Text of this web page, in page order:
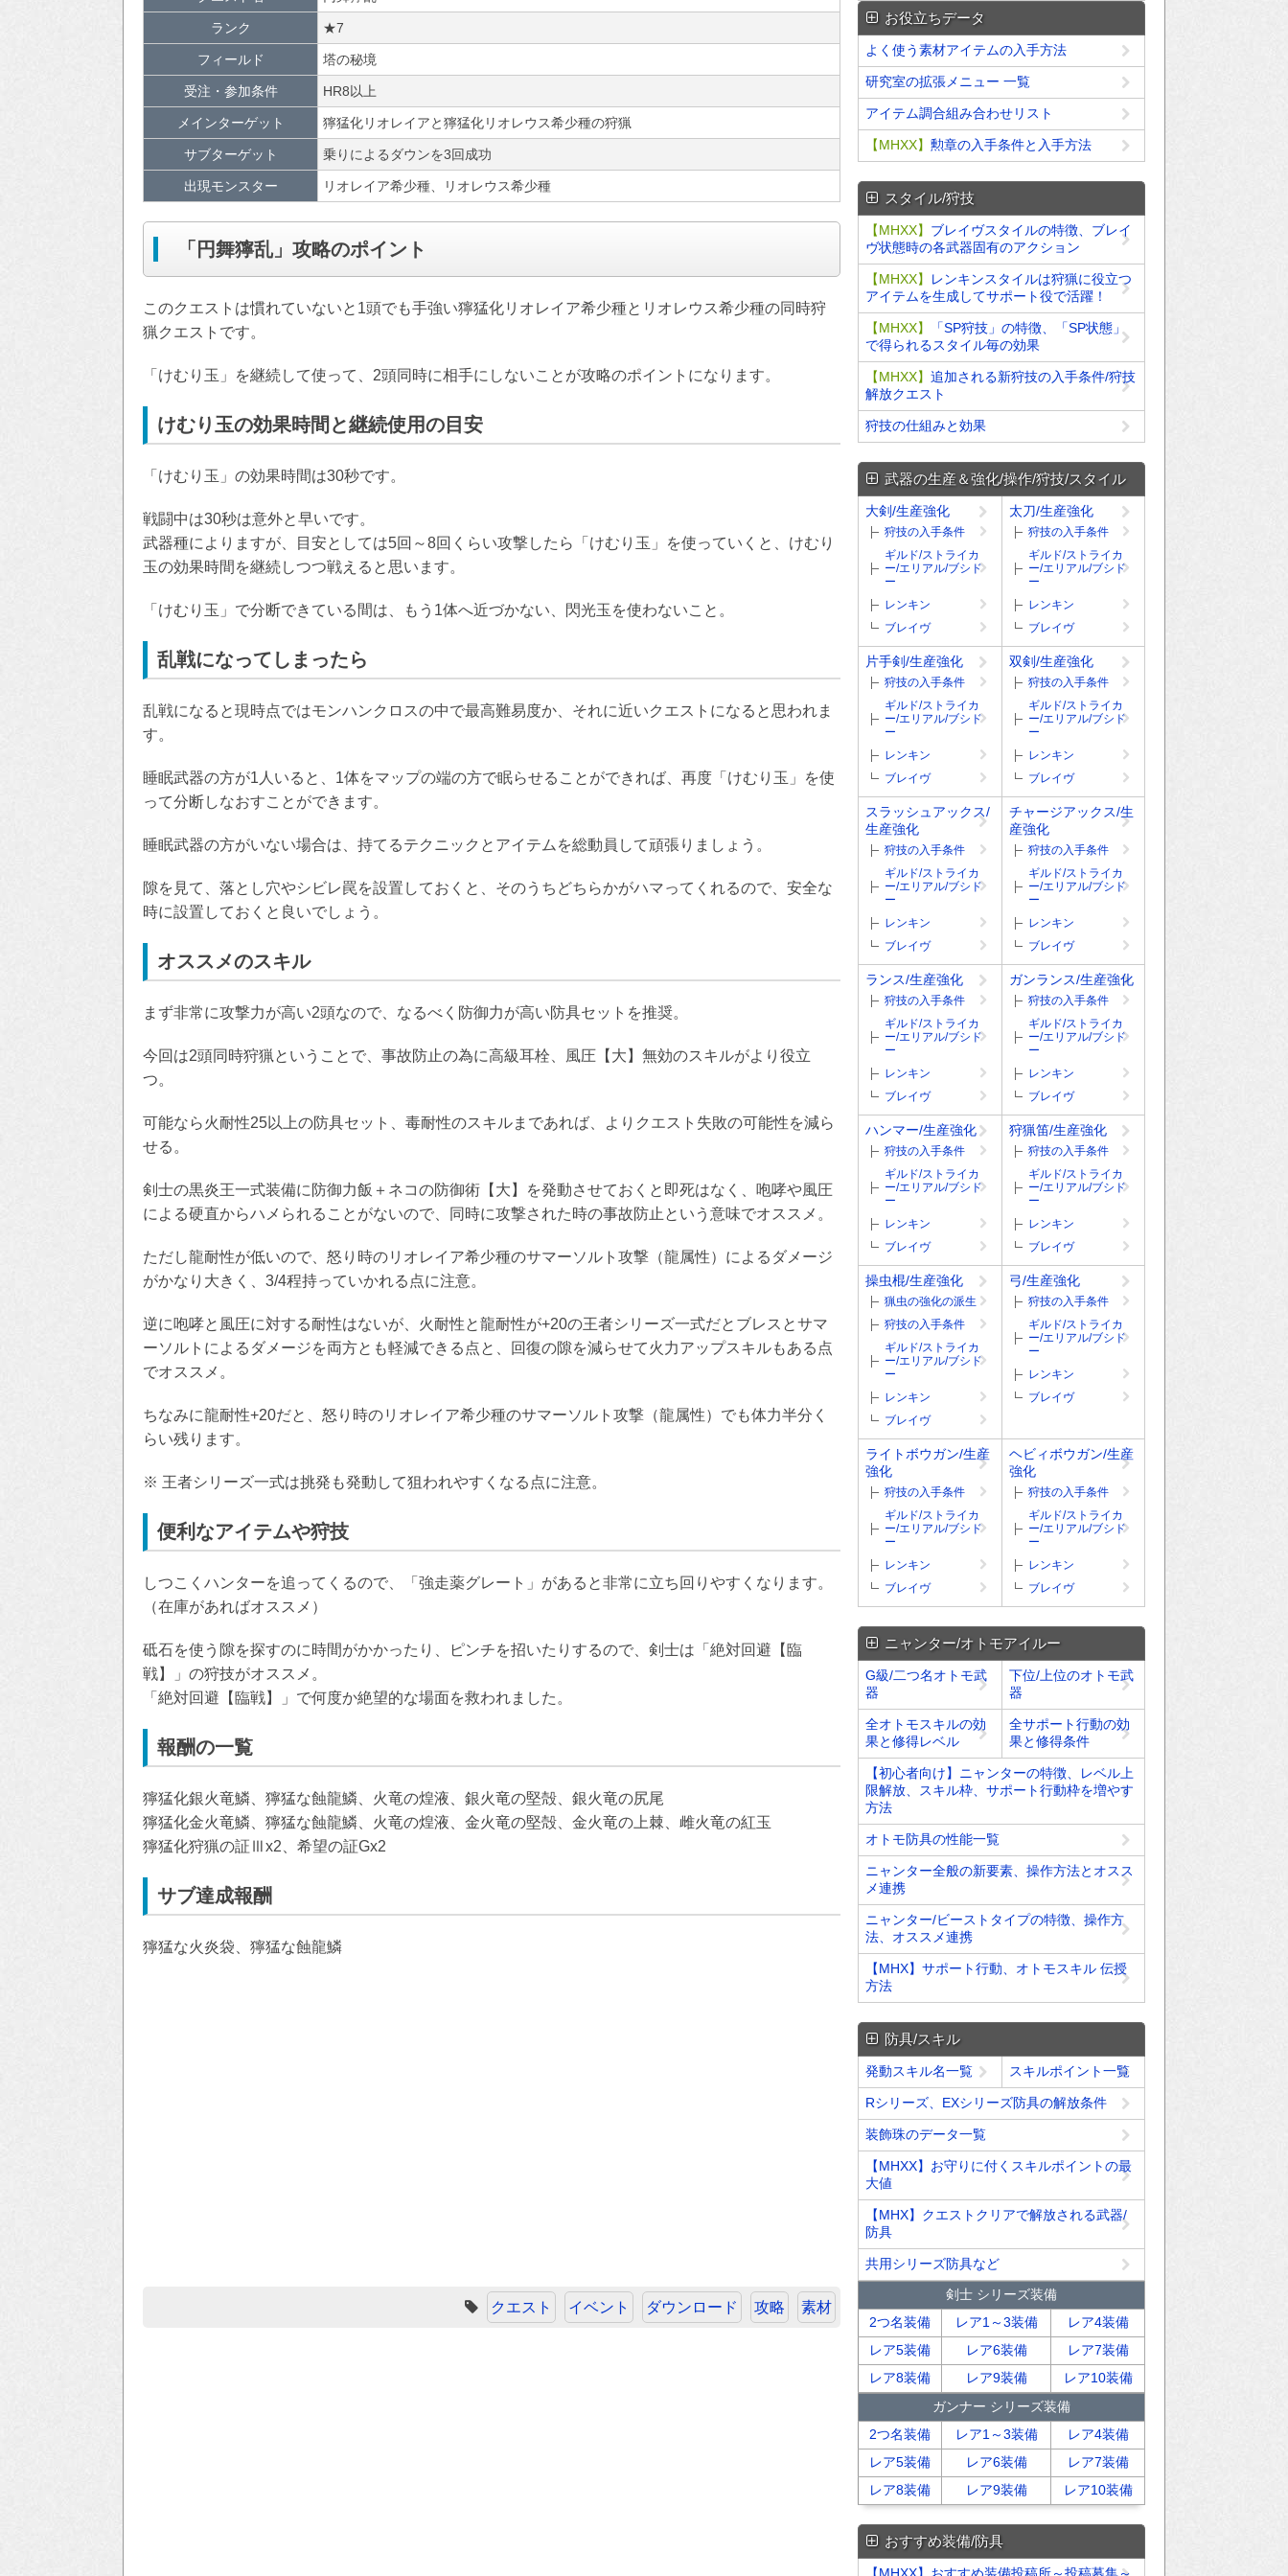
ランク ★7
フィールド 塔の秘境
受注・参加条件 HR8以上
メインターゲット 獰猛化リオレイアと獰猛化リオレウス希少種の狩猟
サブターゲット 乗りによるダウンを3回成功
出現モンスター リオレイア希少種、リオレウス希少種
「円舞獰乱」攻略のポイント
このクエストは慣れていないと1頭でも手強い獰猛化リオレイア希少種とリオレウス希少種の同時狩
猟クエストです。
「けむり玉」を継続して使って、2頭同時に相手にしないことが攻略のポイントになります。
けむり玉の効果時間と継続使用の目安
「けむり玉」の効果時間は30秒です。
戦闘中は30秒は意外と早いです。
武器種によりますが、目安としては5回～8回くらい攻撃したら「けむり玉」を使っていくと、けむり
玉の効果時間を継続しつつ戦えると思います。
「けむり玉」で分断できている間は、もう1体へ近づかない、閃光玉を使わないこと。
乱戦になってしまったら
乱戦になると現時点ではモンハンクロスの中で最高難易度か、それに近いクエストになると思われま
す。
睡眠武器の方が1人いると、1体をマップの端の方で眠らせることができれば、再度「けむり玉」を使
って分断しなおすことができます。
睡眠武器の方がいない場合は、持てるテクニックとアイテムを総動員して頑張りましょう。
隙を見て、落とし穴やシビレ罠を設置しておくと、そのうちどちらかがハマってくれるので、安全な
時に設置しておくと良いでしょう。
オススメのスキル
まず非常に攻撃力が高い2頭なので、なるべく防御力が高い防具セットを推奨。
今回は2頭同時狩猟ということで、事故防止の為に高級耳栓、風圧【大】無効のスキルがより役立
つ。
可能なら火耐性25以上の防具セット、毒耐性のスキルまであれば、よりクエスト失敗の可能性を減ら
せる。
剣士の黒炎王一式装備に防御力飯＋ネコの防御術【大】を発動させておくと即死はなく、咆哮や風圧
による硬直からハメられることがないので、同時に攻撃された時の事故防止という意味でオススメ。
ただし龍耐性が低いので、怒り時のリオレイア希少種のサマーソルト攻撃（龍属性）によるダメージ
がかなり大きく、3/4程持っていかれる点に注意。
逆に咆哮と風圧に対する耐性はないが、火耐性と龍耐性が+20の王者シリーズ一式だとブレスとサマ
ーソルトによるダメージを両方とも軽減できる点と、回復の隙を減らせて火力アップスキルもある点
でオススメ。
ちなみに龍耐性+20だと、怒り時のリオレイア希少種のサマーソルト攻撃（龍属性）でも体力半分く
らい残ります。
※ 王者シリーズ一式は挑発も発動して狙われやすくなる点に注意。
便利なアイテムや狩技
しつこくハンターを追ってくるので、「強走薬グレート」があると非常に立ち回りやすくなります。
（在庫があればオススメ）
砥石を使う隙を探すのに時間がかかったり、ピンチを招いたりするので、剣士は「絶対回避【臨
戦】」の狩技がオススメ。
「絶対回避【臨戦】」で何度か絶望的な場面を救われました。
報酬の一覧
獰猛化銀火竜鱗、獰猛な蝕龍鱗、火竜の煌液、銀火竜の堅殻、銀火竜の尻尾
獰猛化金火竜鱗、獰猛な蝕龍鱗、火竜の煌液、金火竜の堅殻、金火竜の上棘、雌火竜の紅玉
獰猛化狩猟の証Ⅲx2、希望の証Gx2
サブ達成報酬
獰猛な火炎袋、獰猛な蝕龍鱗
クエスト イベント ダウンロード 攻略 素材
お役立ちデータ
よく使う素材アイテムの入手方法
研究室の拡張メニュー 一覧
アイテム調合組み合わせリスト
【MHXX】 勲章の入手条件と入手方法
スタイル/狩技
【MHXX】 ブレイヴスタイルの特徴、ブレイ
ヴ状態時の各武器固有のアクション
【MHXX】
レンキンスタイルは狩猟に役立つ
アイテムを生成してサポート役で活躍！
【MHXX】
「SP狩技」の特徴、「SP状態」
で得られるスタイル毎の効果
【MHXX】 追加される新狩技の入手条件/狩技
解放クエスト
狩技の仕組みと効果
武器の生産＆強化/操作/狩技/スタイル
大剣/生産強化
狩技の入手条件
ギルド/ストライカ
ー/エリアル/ブシド
ー
レンキン
ブレイヴ
太刀/生産強化
狩技の入手条件
ギルド/ストライカ
ー/エリアル/ブシド
ー
レンキン
ブレイヴ
片手剣/生産強化
狩技の入手条件
ギルド/ストライカ
ー/エリアル/ブシド
ー
レンキン
ブレイヴ
双剣/生産強化
狩技の入手条件
ギルド/ストライカ
ー/エリアル/ブシド
ー
レンキン
ブレイヴ
スラッシュアックス/
生産強化
狩技の入手条件
ギルド/ストライカ
ー/エリアル/ブシド
ー
レンキン
ブレイヴ
チャージアックス/生
産強化
狩技の入手条件
ギルド/ストライカ
ー/エリアル/ブシド
ー
レンキン
ブレイヴ
ランス/生産強化
狩技の入手条件
ギルド/ストライカ
ー/エリアル/ブシド
ー
レンキン
ブレイヴ
ガンランス/生産強化
狩技の入手条件
ギルド/ストライカ
ー/エリアル/ブシド
ー
レンキン
ブレイヴ
ハンマー/生産強化
狩技の入手条件
ギルド/ストライカ
ー/エリアル/ブシド
ー
レンキン
ブレイヴ
狩猟笛/生産強化
狩技の入手条件
ギルド/ストライカ
ー/エリアル/ブシド
ー
レンキン
ブレイヴ
操虫棍/生産強化
猟虫の強化の派生
狩技の入手条件
ギルド/ストライカ
ー/エリアル/ブシド
ー
レンキン
ブレイヴ
弓/生産強化
狩技の入手条件
ギルド/ストライカ
ー/エリアル/ブシド
ー
レンキン
ブレイヴ
ライトボウガン/生産
強化
狩技の入手条件
ギルド/ストライカ
ー/エリアル/ブシド
ー
レンキン
ブレイヴ
ヘビィボウガン/生産
強化
狩技の入手条件
ギルド/ストライカ
ー/エリアル/ブシド
ー
レンキン
ブレイヴ
ニャンター/オトモアイルー
G級/二つ名オトモ武
器
下位/上位のオトモ武
器
全オトモスキルの効
果と修得レベル
全サポート行動の効
果と修得条件
【初心者向け】ニャンターの特徴、レベル上
限解放、スキル枠、サポート行動枠を増やす
方法
オトモ防具の性能一覧
ニャンター全般の新要素、操作方法とオスス
メ連携
ニャンター/ビーストタイプの特徴、操作方
法、オススメ連携
【MHX】サポート行動、オトモスキル 伝授
方法
防具/スキル
発動スキル名一覧 スキルポイント一覧
Rシリーズ、EXシリーズ防具の解放条件
装飾珠のデータ一覧
【MHXX】お守りに付くスキルポイントの最
大値
【MHX】クエストクリアで解放される武器/
防具
共用シリーズ防具など
剣士 シリーズ装備
2つ名装備
レア1～3装備
レア4装備
レア5装備
レア6装備
レア7装備
レア8装備
レア9装備
レア10装備
ガンナー シリーズ装備
2つ名装備
レア1～3装備
レア4装備
レア5装備
レア6装備
レア7装備
レア8装備
レア9装備 レア10装備
おすすめ装備/防具